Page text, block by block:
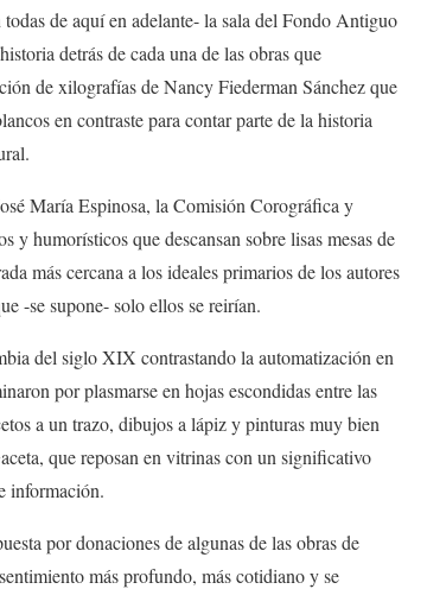
de aquí en adelante- la sala del Fondo Antiguo
detrás de cada una de las obras que
de xilografías de Nancy Fiederman Sánchez que
en contraste para contar parte de la historia
María Espinosa, la Comisión Corográfica y
humorísticos que descansan sobre lisas mesas de
más cercana a los ideales primarios de los autores
-se supone- solo ellos se reirían.
del siglo XIX contrastando la automatización en
por plasmarse en hojas escondidas entre las
a un trazo, dibujos a lápiz y pinturas muy bien
que reposan en vitrinas con un significativo
información.
por donaciones de algunas de las obras de
más profundo, más cotidiano y se